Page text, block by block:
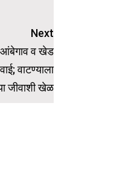
Next
व खेड
वाटण्याला
जीवाशी खेळ